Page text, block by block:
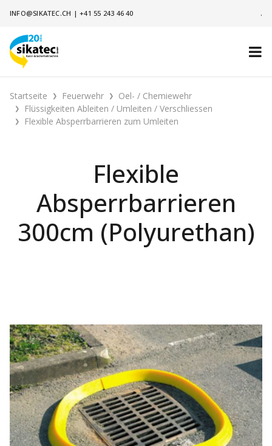
INFO@SIKATEC.CH |+41 55 243 46 40 .
Startseite Feuerwehr
Oel- / Chemiewehr
Flüssigkeiten Ableiten / Umleiten / Verschliessen
Flexible Absperrbarrieren zum Umleiten
Flexible
Absperrbarrieren
300cm (Polyurethan)